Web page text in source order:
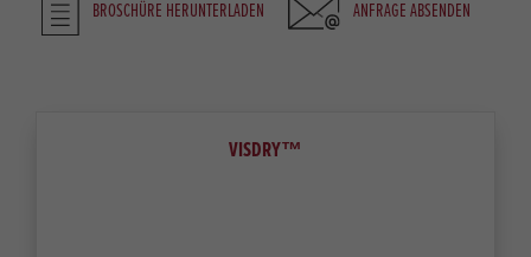
BROSCHÜRE HERUNTERLADEN ANFRAGE ABSENDEN
VISDRY™